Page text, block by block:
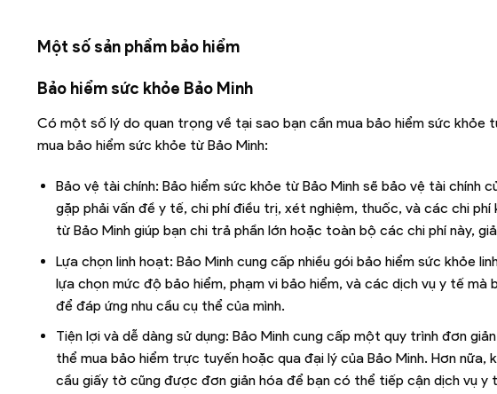
Một số sản phẩm bảo hiểm
Bảo hiểm sức khỏe Bảo Minh
Có một số lý do quan trọng về tại sao bạn cần mua bảo hiểm sức khỏe
mua bảo hiểm sức khỏe từ Bảo Minh:
Bảo vệ tài chính: Bảo hiểm sức khỏe từ Bảo Minh sẽ bảo vệ tài chính
gặp phải vấn đề y tế, chi phí điều trị, xét nghiệm, thuốc, và các chi
từ Bảo Minh giúp bạn chi trả phần lớn hoặc toàn bộ các chi phí này,
Lựa chọn linh hoạt: Bảo Minh cung cấp nhiều gói bảo hiểm sức khỏe
lựa chọn mức độ bảo hiểm, phạm vi bảo hiểm, và các dịch vụ y tế
để đáp ứng nhu cầu cụ thể của mình.
Tiện lợi và dễ dàng sử dụng: Bảo Minh cung cấp một quy trình đơn
thể mua bảo hiểm trực tuyến hoặc qua đại lý của Bảo Minh. Hơn nữa,
cầu giấy tờ cũng được đơn giản hóa để bạn có thể tiếp cận dịch vụ y